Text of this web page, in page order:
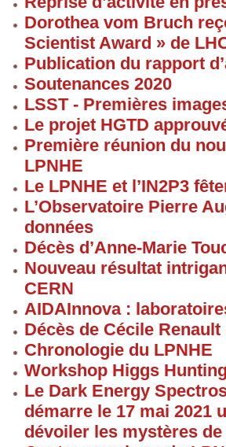
Dorothea vom Bruch
Scientist Award » de
Publication du rapport
Soutenances 2020
LSST - Premières
Le projet HGTD
Première réunion du
LPNHE
Le LPNHE et l’IN2P3
L’Observatoire Pierre
données
Décès d’Anne-Marie
Nouveau résultat
CERN
AIDAInnova :
Décès de Cécile Renault
Chronologie du LPNHE
Workshop Higgs
Le Dark Energy
démarre le 17 mai 2021
dévoiler les mystères de